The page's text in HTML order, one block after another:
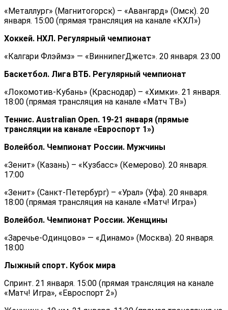
«Металлург» (Магнитогорск) – «Авангард» (Омск). 20
января. 15:00 (прямая трансляция на канале «КХЛ»)
Хоккей. НХЛ. Регулярный чемпионат
«Калгари Флэймз» — «ВиннипегДжетс». 20 января. 23:00
Баскетбол. Лига ВТБ. Регулярный чемпионат
«Локомотив-Кубань» (Краснодар) – «Химки». 21 января.
18:00 (прямая трансляция на канале «Матч ТВ»)
Теннис. Australian Open. 19-21 января (прямые
трансляции на канале «Евроспорт 1»)
Волейбол. Чемпионат России. Мужчины
«Зенит» (Казань) – «Кузбасс» (Кемерово). 20 января.
17:00
«Зенит» (Санкт-Петербург) – «Урал» (Уфа). 20 января.
18:00 (прямая трансляция на канале «Матч! Игра»)
Волейбол. Чемпионат России. Женщины
«Заречье-Одинцово» — «Динамо» (Москва). 20 января.
18:00
Лыжный спорт. Кубок мира
Спринт. 21 января. 15:00 (прямая трансляция на канале
«Матч! Игра», «Евроспорт 2»)